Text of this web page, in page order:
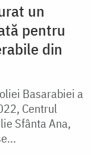
un
pentru
din
Basarabiei a
Centrul
Sfânta Ana,